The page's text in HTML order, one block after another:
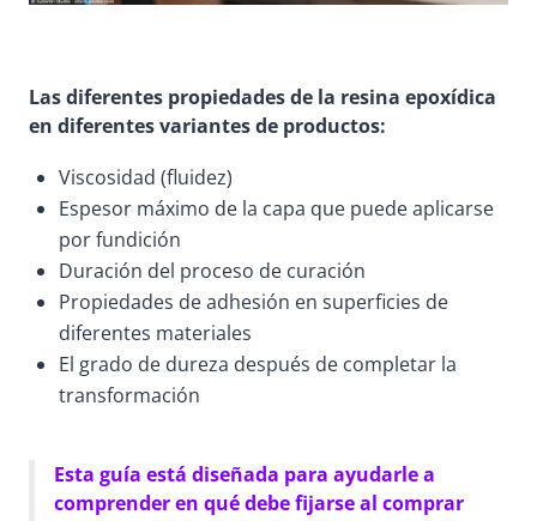
Las diferentes propiedades de la resina epoxídica
en diferentes variantes de productos:
Viscosidad (fluidez)
Espesor máximo de la capa que puede aplicarse
por fundición
Duración del proceso de curación
Propiedades de adhesión en superficies de
diferentes materiales
El grado de dureza después de completar la
transformación
Esta guía está diseñada para ayudarle a
comprender en qué debe fijarse al comprar